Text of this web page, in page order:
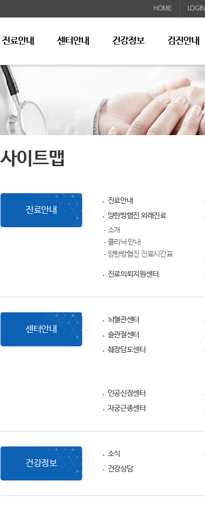
HOME LOGIN
진료안내 센터안내 건강정보 검진안내
사이트맵
진료안내
진료안내
양한방협진 외래진료
소개
클리닉 안내
양한방협진 진료시간표
진료의뢰지원센터
센터안내
뇌혈관센터
슬관절센터
췌장담도센터
인공신장센터
자궁근종센터
건강정보
소식
건강상담